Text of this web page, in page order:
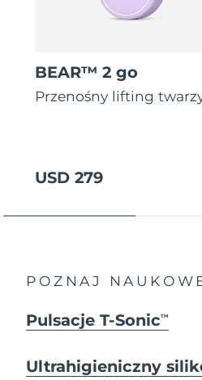
BEAR™ 2 go
Przenośny lifting
USD 279
POZNAJ
Pulsacje T-SonicTM
Ultrahigieniczny